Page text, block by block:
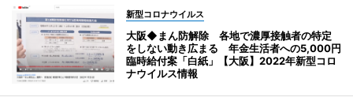
新型コロナウイルス
大阪◆まん防解除 各地で濃厚接触者の特定
をしない動き広まる 年金生活者への5,000円
臨時給付案「白紙」【大阪】2022年新型コロ
ナウイルス情報